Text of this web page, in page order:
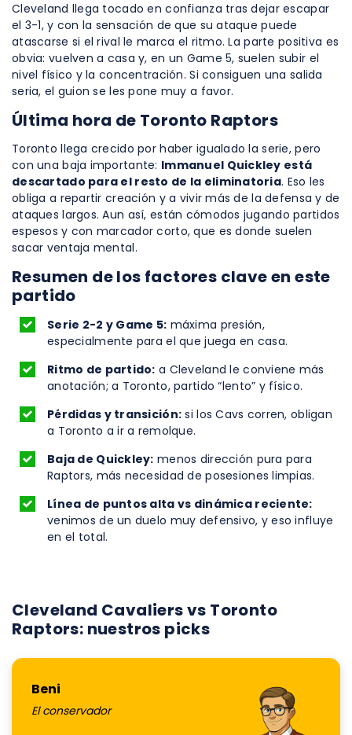
Cleveland llega tocado en confianza tras dejar escapar
el 3-1, y con la sensación de que su ataque puede
atascarse si el rival le marca el ritmo. La parte positiva es
obvia: vuelven a casa y, en un Game 5, suelen subir el
nivel físico y la concentración. Si consiguen una salida
seria, el guion se les pone muy a favor.
Última hora de Toronto Raptors
Toronto llega crecido por haber igualado la serie, pero
con una baja importante: Immanuel Quickley está
descartado para el resto de la eliminatoria. Eso les
obliga a repartir creación y a vivir más de la defensa y de
ataques largos. Aun así, están cómodos jugando partidos
espesos y con marcador corto, que es donde suelen
sacar ventaja mental.
Resumen de los factores clave en este
partido
Serie 2-2 y Game 5: máxima presión,
especialmente para el que juega en casa.
Ritmo de partido: a Cleveland le conviene más
anotación; a Toronto, partido “lento” y físico.
Pérdidas y transición: si los Cavs corren, obligan
a Toronto a ir a remolque.
Baja de Quickley: menos dirección pura para
Raptors, más necesidad de posesiones limpias.
Línea de puntos alta vs dinámica reciente:
venimos de un duelo muy defensivo, y eso influye
en el total.
Cleveland Cavaliers vs Toronto
Raptors: nuestros picks
Beni
El conservador